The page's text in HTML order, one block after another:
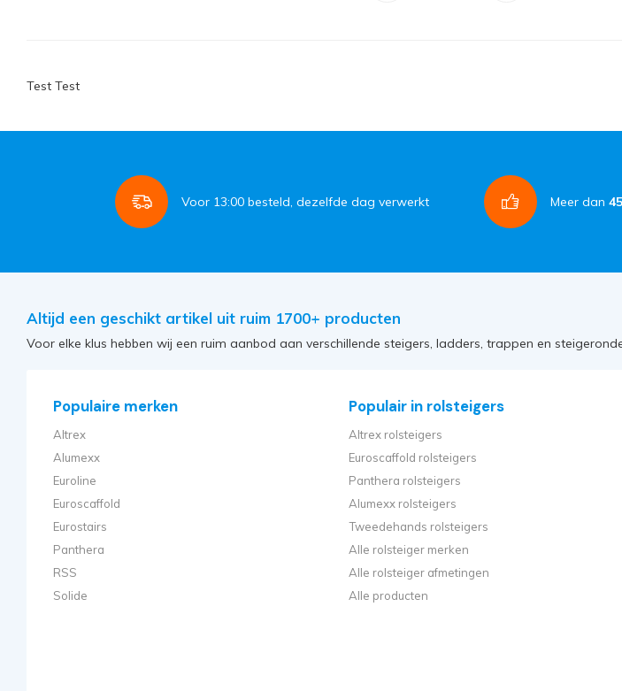
Test Test
Voor 13:00 besteld, dezelfde dag verwerkt Meer dan
Altijd een geschikt artikel uit ruim 1700+ producten
Voor elke klus hebben wij een ruim aanbod aan verschillende steigers, ladders, trappen en
Populaire merken
Altrex
Alumexx
Euroline
Euroscaffold
Eurostairs
Panthera
RSS
Solide
Populair in rolsteigers
Altrex rolsteigers
Euroscaffold rolsteigers
Panthera rolsteigers
Alumexx rolsteigers
Tweedehands rolsteigers
Alle rolsteiger merken
Alle rolsteiger afmetingen
Alle producten